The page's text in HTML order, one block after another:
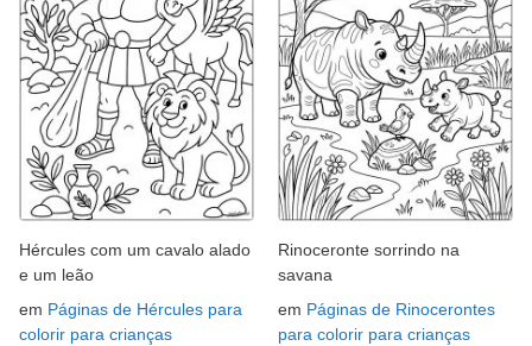
Hércules com um cavalo alado
e um leão
em Páginas de Hércules para
colorir para crianças
Rinoceronte sorrindo na
savana
em Páginas de Rinocerontes
para colorir para crianças